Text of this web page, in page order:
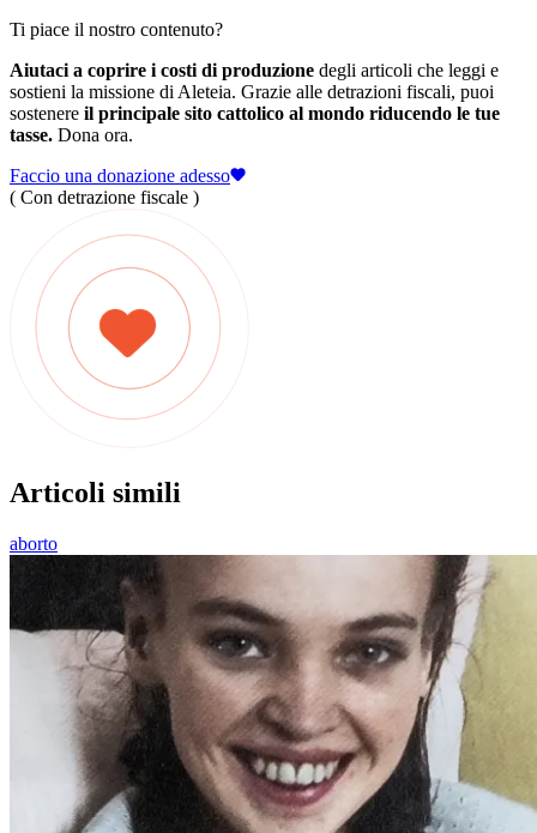
Ti piace il nostro contenuto?
Aiutaci a coprire i costi di produzione degli articoli che leggi e
sostieni la missione di Aleteia. Grazie alle detrazioni fiscali, puoi
sostenere il principale sito cattolico al mondo riducendo le tue
tasse. Dona ora.
Faccio una donazione adesso
( Con detrazione fiscale )
Articoli simili
aborto